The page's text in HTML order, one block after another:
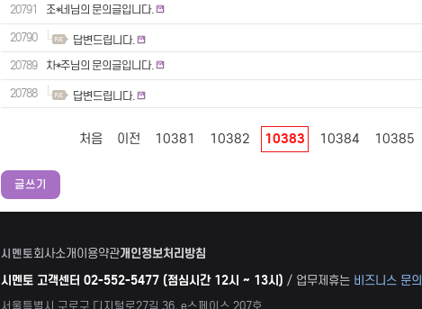
20791 조*네님의 문의글입니다.
20790 답변드립니다.
20789 차*주님의 문의글입니다.
20788 답변드립니다.
처음 이전 10381 10382 10383 10384 10385
글쓰기
시멘토회사소개이용약관개인정보처리방침
시멘토 고객센터 02-552-5477 (점심시간 12시 ~ 13시) / 업무제휴는 비즈니스 문의
서울특별시 구로구 디지털로27길 36, e스페이스 207호